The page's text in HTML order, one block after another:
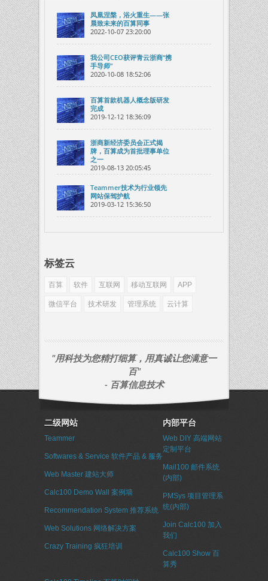
凤凰涅槃，浴火重生——张
晨致未来的百算同事
2022-10-07 23:20:00
我公司CEO获评青云浙商“携
手导师”
2020-10-08 18:52:06
百算首款机器人概念版研发
完成
2019-12-12 18:36:09
浙商新经济委员会正式揭
牌，百算成为首批理事单位
之一
2019-08-13 20:05:45
Teammer技术为行业领先
网站保驾护航
2019-03-12 15:36:50
标签云
百算 软件 互联网 移动互联网 APP
微信平台 技术研发 管理系统 云计算
"用科技为您精打细算，用真诚让您满意一
百"
- 百算信息技术
二级网站
Teammer
Softwares & Service 软件产品 & 服务
Web Master 建站大师
Calc100 Demo Wall 案例墙
Recommendation System 推荐系统
Web Solutions 网络解决方案
Crazy Training 疯狂培训
内部平台
Web DIY 高端网站
定制平台
Mail100 邮件系统
(内部)
PMSys 项目管理系
统(内部)
Join Calc100 加入
我们
Calc100 Show 百
算秀